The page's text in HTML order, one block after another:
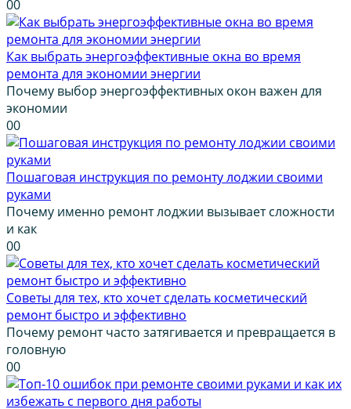
00
Как выбрать энергоэффективные окна во время
ремонта для экономии энергии
Почему выбор энергоэффективных окон важен для
экономии
00
Пошаговая инструкция по ремонту лоджии своими
руками
Почему именно ремонт лоджии вызывает сложности
и как
00
Советы для тех, кто хочет сделать косметический
ремонт быстро и эффективно
Почему ремонт часто затягивается и превращается в
головную
00